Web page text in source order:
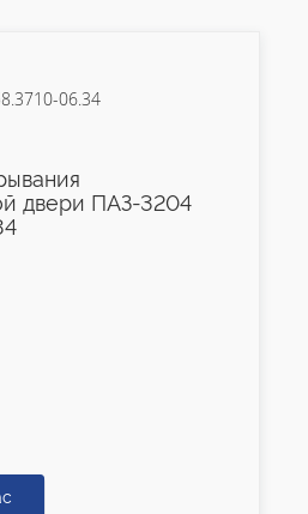
06.34
двери ПАЗ-3204